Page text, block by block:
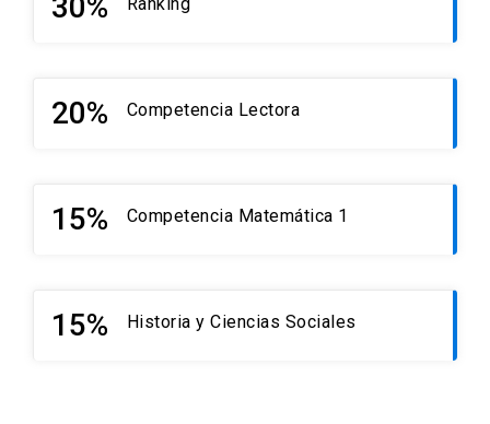
30%
20% Competencia Lectora
15% Competencia Matemática 1
15% Historia y Ciencias Sociales